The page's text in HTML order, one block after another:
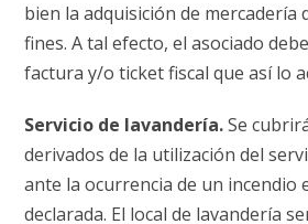
bien la adquisición de mercadería
fines. A tal efecto, el asociado
factura y/o ticket fiscal que así lo
Servicio de lavandería.Se
derivados de la utilización del
ante la ocurrencia de un incendio
declarada. El local de lavandería